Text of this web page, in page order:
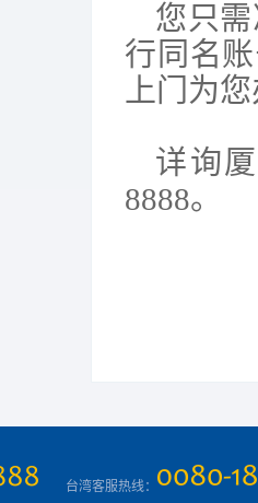
您只
行同名
上门为
详询
8888。
台湾客服热线：